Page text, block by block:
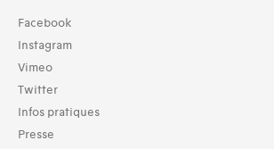
Collection
TOUT (2966)
Bibliothèque (2972)
Typologies documents
Livres (6794)
Facebook
Instagram
Vimeo
Twitter
Infos pratiques
Presse